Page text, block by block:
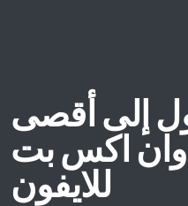
إلى أقصى
وان اكس بت
للايفون